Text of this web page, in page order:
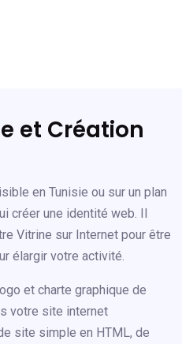
et Création
en Tunisie ou sur un plan
créer une identité web. Il
Vitrine sur Internet pour être
élargir votre activité.
et charte graphique de
votre site internet
site simple en HTML, de